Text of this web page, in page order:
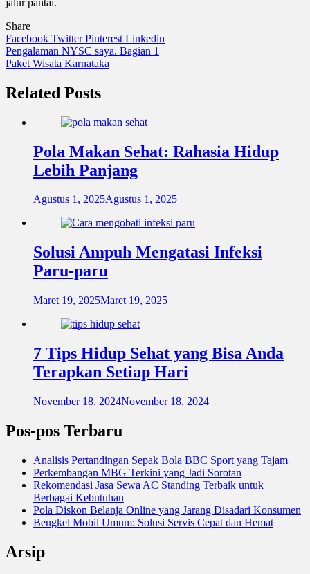
Share
Facebook TwitterPinterest Linkedin
Navigasi
pos
Pengalaman NYSC saya. Bagian 1
Paket Wisata Karnataka
Related Posts
Pola Makan Sehat: Rahasia Hidup
Lebih Panjang
Agustus 1, 2025Agustus 1, 2025
Solusi Ampuh Mengatasi Infeksi
Paru-paru
Maret 19, 2025Maret 19, 2025
7 Tips Hidup Sehat yang Bisa Anda
Terapkan Setiap Hari
November 18, 2024November 18, 2024
Pos-pos Terbaru
Analisis Pertandingan Sepak Bola BBC Sport yang Tajam
Perkembangan MBG Terkini yang Jadi Sorotan
Rekomendasi Jasa Sewa AC Standing Terbaik untuk
Berbagai Kebutuhan
Pola Diskon Belanja Online yang Jarang Disadari Konsumen
Bengkel Mobil Umum: Solusi Servis Cepat dan Hemat
Arsip